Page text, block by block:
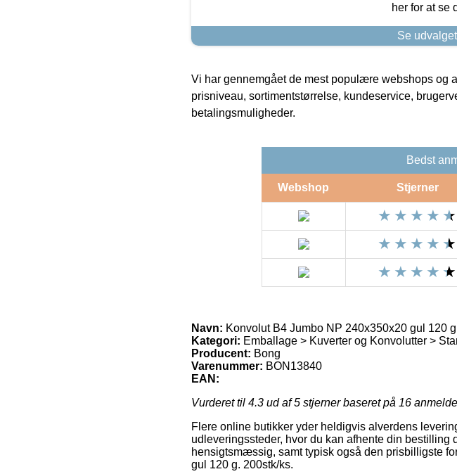
her for at se
Se
Vi har gennemgået de mest populære webshops og
prisniveau, sortimentstørrelse, kundeservice,
betalingsmuligheder.
Bedst
Webshop Stjerner
Navn: Konvolut B4 Jumbo NP 240x350x20 gul 120
Kategori: Emballage > Kuverter og Konvolutter >
Producent: Bong
Varenummer: BON13840
EAN:
Vurderet til 4.3 ud af 5 stjerner baseret på 16
Flere online butikker yder heldigvis alverdens
udleveringssteder, hvor du kan afhente din
hensigtsmæssig, samt typisk også den prisbilligste
gul 120 g. 200stk/ks.